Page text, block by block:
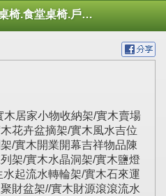
自然傢俱坊:餐廳桌椅.食堂桌椅.戶外桌椅.休閒桌椅.幼托桌椅.庭院市集陽傘
居家小物收納架/實木賣場
花卉盆摘架/實木風水吉位
/實木開業開幕吉祥物品陳
架/實木水晶洞架/實木鹽燈
起流水轉輪架/實木石來運
財盆架//實木財源滾滾流水